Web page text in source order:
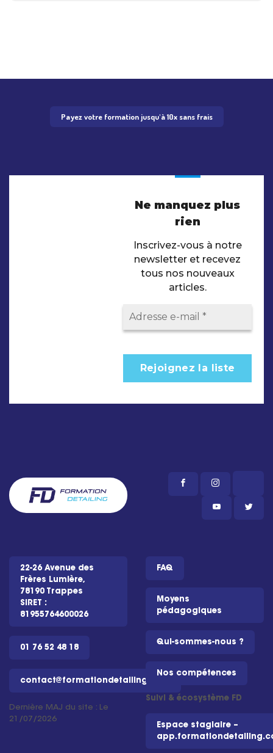
Payez votre formation jusqu'à 10x sans frais
Ne manquez plus
rien
Inscrivez-vous à notre
newsletter et recevez
tous nos nouveaux
articles.
22-26 Avenue des
Frères Lumière,
78190 Trappes
SIRET :
81955764600026
01 76 52 48 18
contact@formationdetailing.com
Dernière MAJ du site : Le
21/07/2026
FAQ
Moyens
pédagogiques
Qui-sommes-nous ?
Nos compétences
Suivi & écosystème FD
Espace stagiaire –